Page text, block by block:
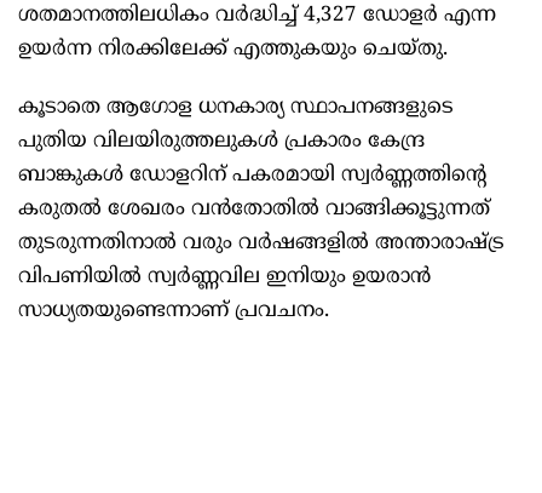
ശതമാനത്തിലധികം വർദ്ധിച്ച് 4,327 ഡോളർ എന്ന
ഉയർന്ന നിരക്കിലേക്ക് എത്തുകയും ചെയ്തു.
കൂടാതെ ആഗോള ധനകാര്യ സ്ഥാപനങ്ങളുടെ
പുതിയ വിലയിരുത്തലുകൾ പ്രകാരം കേന്ദ്ര
ബാങ്കുകൾ ഡോളറിന് പകരമായി സ്വർണ്ണത്തിന്റെ
കരുതൽ ശേഖരം വൻതോതിൽ വാങ്ങിക്കൂട്ടുന്നത്
തുടരുന്നതിനാൽ വരും വർഷങ്ങളിൽ അന്താരാഷ്ട്ര
വിപണിയിൽ സ്വർണ്ണവില ഇനിയും ഉയരാൻ
സാധ്യതയുണ്ടെന്നാണ് പ്രവചനം.